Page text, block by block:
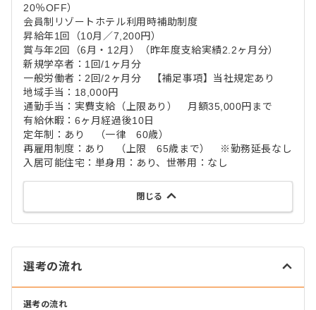
20％OFF）
会員制リゾートホテル利用時補助制度
昇給年1回（10月／7,200円）
賞与年2回（6月・12月）（昨年度支給実績2.2ヶ月分）
新規学卒者：1回/1ヶ月分
一般労働者：2回/2ヶ月分 【補足事項】当社規定あり
地域手当：18,000円
通勤手当：実費支給（上限あり） 月額35,000円まで
有給休暇：6ヶ月経過後10日
定年制：あり （一律 60歳）
再雇用制度：あり （上限 65歳まで） ※勤務延長なし
入居可能住宅：単身用：あり、世帯用：なし
閉じる
選考の流れ
選考の流れ